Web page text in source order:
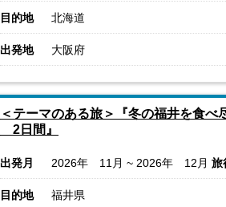
目的地 北海道
出発地 大阪府
＜テーマのある旅＞『冬の福井を食べ
2日間』
出発月 2026年 11月 ~ 2026年 12月 旅
目的地 福井県